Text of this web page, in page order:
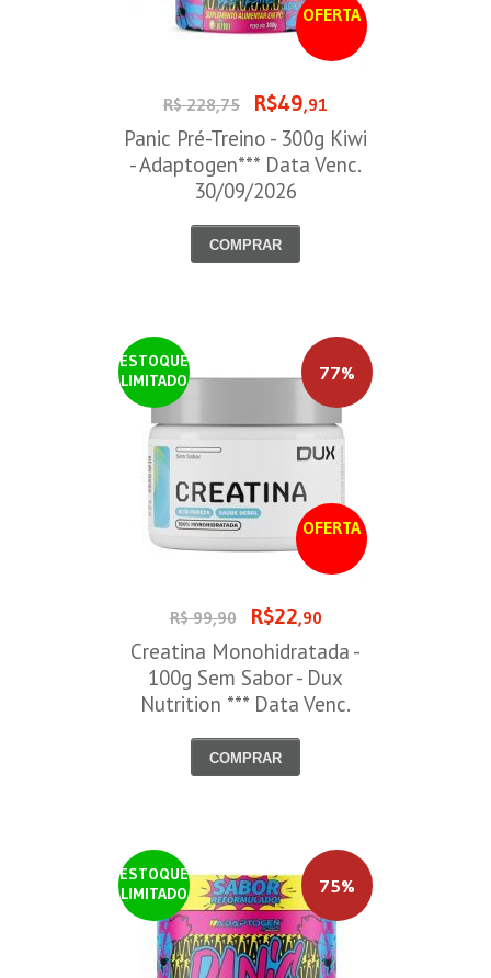
OFERTA
R$ 228,75 R$49,91
Panic Pré-Treino - 300g Kiwi
- Adaptogen*** Data Venc.
30/09/2026
COMPRAR
ESTOQUE
LIMITADO
OFERTA
77%
R$ 99,90 R$22,90
Creatina Monohidratada -
100g Sem Sabor - Dux
Nutrition *** Data Venc.
COMPRAR
ESTOQUE
LIMITADO
75%